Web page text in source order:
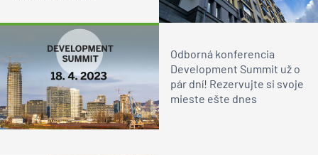
Odborná konferencia
Development Summit už o
pár dní! Rezervujte si svoje
mieste ešte dnes